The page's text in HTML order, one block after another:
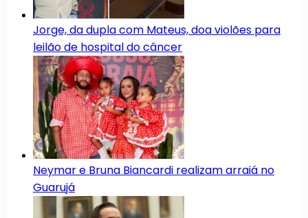
Jorge, da dupla com Mateus, doa violões para
leilão de hospital do câncer
Neymar e Bruna Biancardi realizam arraiá no
Guarujá